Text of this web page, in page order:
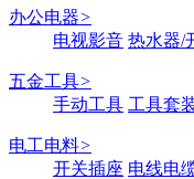
办公电器>
电视影音 热水器/
五金工具>
手动工具 工具套
电工电料>
开关插座 电线电